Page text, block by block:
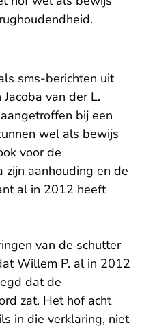
sms-berichten uit
van der L.
bij een
wel als bewijs
voor de
zijn aanhouding en de
al in 2012 heeft
van de schutter
Willem P. al in 2012
dat de
zat. Het hof acht
in die verklaring, niet